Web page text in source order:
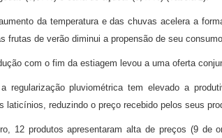
da temperatura e das chuvas acelera a
frutas de verão diminui a propensão de seu
com o fim da estiagem levou a uma oferta
regularização pluviométrica tem elevado a
laticínios, reduzindo o preço recebido pelos seus
12 produtos apresentaram alta de preços (9 de